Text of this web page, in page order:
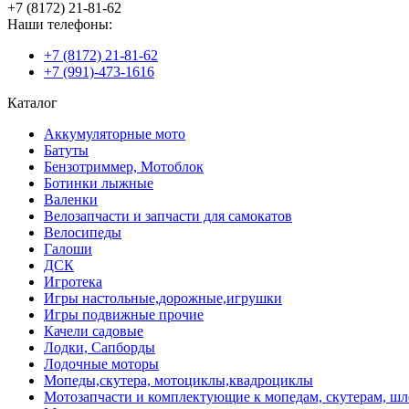
+7 (8172) 21-81-62
Наши телефоны:
+7 (8172) 21-81-62
+7 (991)-473-1616
Каталог
Аккумуляторные мото
Батуты
Бензотриммер, Мотоблок
Ботинки лыжные
Валенки
Велозапчасти и запчасти для самокатов
Велосипеды
Галоши
ДСК
Игротека
Игры настольные,дорожные,игрушки
Игры подвижные прочие
Качели садовые
Лодки, Сапборды
Лодочные моторы
Мопеды,скутера, мотоциклы,квадроциклы
Мотозапчасти и комплектующие к мопедам, скутерам,